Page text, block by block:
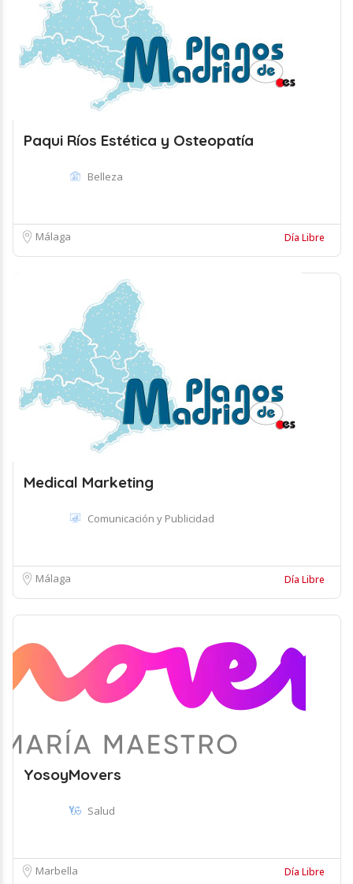
Paqui Ríos Estética y Osteopatía
Belleza
Málaga Día Libre
Medical Marketing
Comunicación y Publicidad
Málaga Día Libre
YosoyMovers
Salud
Marbella Día Libre